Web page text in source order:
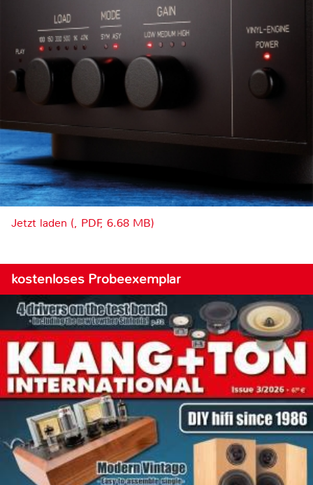
Jetzt laden (, PDF, 6.68 MB)
kostenloses Probeexemplar